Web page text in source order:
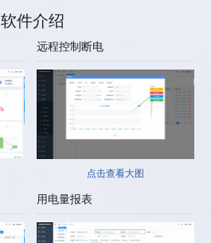
软件介绍
远程控制断电
点击查看大图
用电量报表